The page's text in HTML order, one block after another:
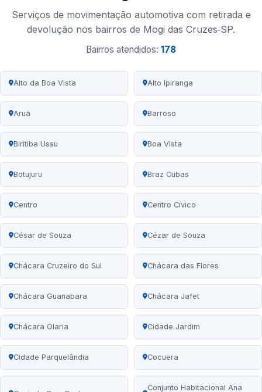
Serviços de movimentação automotiva com retirada e
devolução nos bairros de Mogi das Cruzes‑SP.
Bairros atendidos: 178
Alto da Boa Vista Alto Ipiranga
Aruã Barroso
Biritiba Ussu Boa Vista
Botujuru Braz Cubas
Centro Centro Cívico
César de Souza Cézar de Souza
Chácara Cruzeiro do Sul Chácara das Flores
Chácara Guanabara Chácara Jafet
Chácara Olaria Cidade Jardim
Cidade Parquelândia Cocuera
Conjunto Habitacional Ana